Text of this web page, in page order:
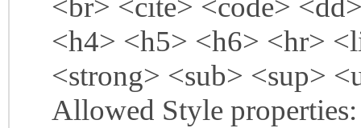
<br> <cite> <code>
<h4> <h5> <h6> <hr>
<strong> <sub> <sup>
Allowed Style